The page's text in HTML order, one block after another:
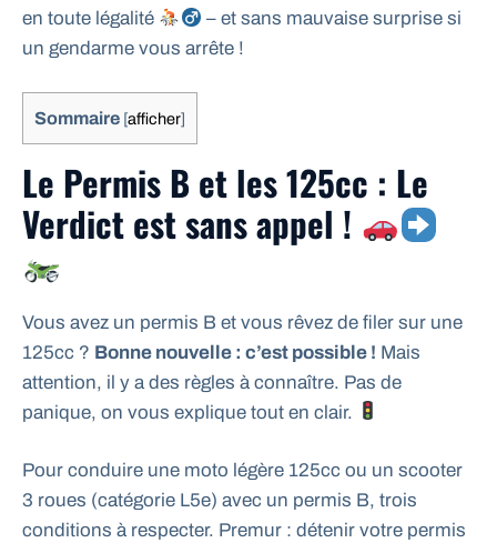
en toute légalité
– et sans mauvaise surprise si
un gendarme vous arrête !
Sommaire [afficher]
Le Permis B et les 125cc : Le
Verdict est sans appel !
Vous avez un permis B et vous rêvez de filer sur une
125cc ? Bonne nouvelle : c’est possible ! Mais
attention, il y a des règles à connaître. Pas de
panique, on vous explique tout en clair.
Pour conduire une moto légère 125cc ou un scooter
3 roues (catégorie L5e) avec un permis B, trois
conditions à respecter. Premur : détenir votre permis